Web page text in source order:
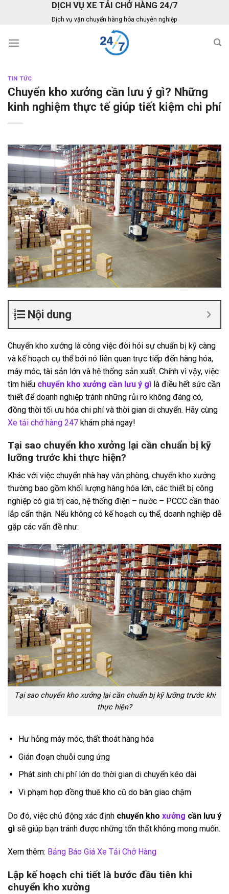
DỊCH VỤ XE TẢI CHỞ HÀNG 24/7
Dịch vụ vận chuyển hàng hóa chuyên nghiệp
TIN TỨC
Chuyển kho xưởng cần lưu ý gì? Những
kinh nghiệm thực tế giúp tiết kiệm chi phí
Nội dung
Chuyển kho xưởng là công việc đòi hỏi sự chuẩn bị kỹ càng
và kế hoạch cụ thể bởi nó liên quan trực tiếp đến hàng hóa,
máy móc, tài sản lớn và hệ thống sản xuất. Chính vì vậy, việc
tìm hiểu chuyển kho xưởng cần lưu ý gì là điều hết sức cần
thiết để doanh nghiệp tránh những rủi ro không đáng có,
đồng thời tối ưu hóa chi phí và thời gian di chuyển. Hãy cùng
Xe tải chở hàng 247 khám phá ngay!
Tại sao chuyển kho xưởng lại cần chuẩn bị kỹ
lưỡng trước khi thực hiện?
Khác với việc chuyển nhà hay văn phòng, chuyển kho xưởng
thường bao gồm khối lượng hàng hóa lớn, các thiết bị công
nghiệp có giá trị cao, hệ thống điện – nước – PCCC cần tháo
lắp cẩn thận. Nếu không có kế hoạch cụ thể, doanh nghiệp dễ
gặp các vấn đề như:
Tại sao chuyển kho xưởng lại cần chuẩn bị kỹ lưỡng trước khi
thực hiện?
Hư hỏng máy móc, thất thoát hàng hóa
Gián đoạn chuỗi cung ứng
Phát sinh chi phí lớn do thời gian di chuyển kéo dài
Vi phạm hợp đồng thuê kho cũ do bàn giao chậm
Do đó, việc chủ động xác định chuyển kho xưởng cần lưu ý
gì sẽ giúp bạn tránh được những tổn thất không mong muốn.
Xem thêm: Bảng Báo Giá Xe Tải Chở Hàng
Lập kế hoạch chi tiết là bước đầu tiên khi
chuyển kho xưởng